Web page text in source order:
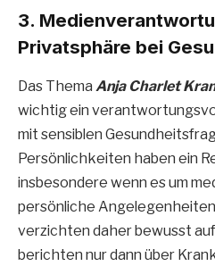
3.
Privatsphäre bei
Das Thema Anja Charlet
wichtig ein
mit sensiblen
Persönlichkeiten haben ein
insbesondere wenn es um
persönliche
verzichten daher bewusst
berichten nur dann über